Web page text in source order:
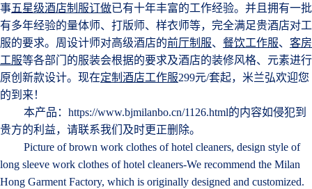
事五星级酒店制服订做已有十年丰富的工作经验。并且拥有一批
有多年经验的量体师、打版师、样衣师等，完全满足贵酒店对工
服的要求。周设计师对高级酒店的前厅制服、 餐饮工作服、 客房
工服等各部门的服装会根据的要求及酒店的装修风格、元素进行
原创新款设计。现在定制酒店工作服299元/套起，米兰弘欢迎您
的到来！
本产品：https://www.bjmilanbo.cn/1126.html的内容如侵犯到
贵方的利益，请联系我们及时更正删除。
Picture of brown work clothes of hotel cleaners, design style of
long sleeve work clothes of hotel cleaners-We recommend the Milan
Hong Garment Factory, which is originally designed and customized.